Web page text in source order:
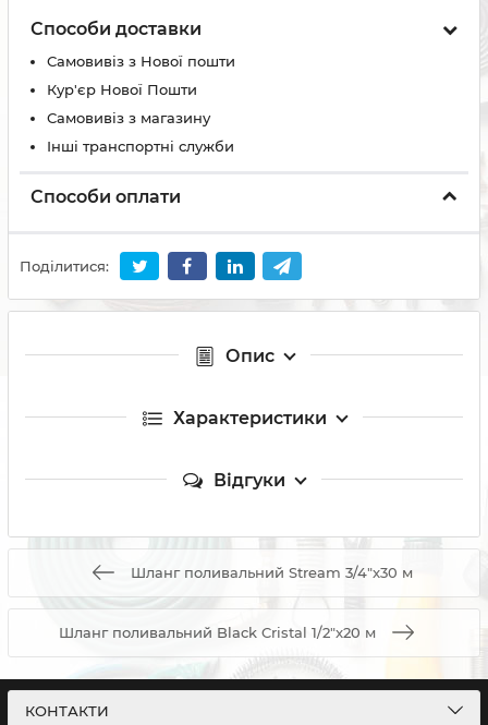
Способи доставки
Самовивіз з Нової пошти
Кур'єр Нової Пошти
Самовивіз з магазину
Інші транспортні служби
Способи оплати
Поділитися:
Опис
Характеристики
Відгуки
Шланг поливальний Stream 3/4"x30 м
Шланг поливальний Black Cristal 1/2"x20 м
КОНТАКТИ